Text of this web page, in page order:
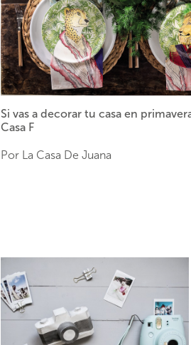
Si vas a decorar tu casa en
Casa F
Por La Casa De Juana